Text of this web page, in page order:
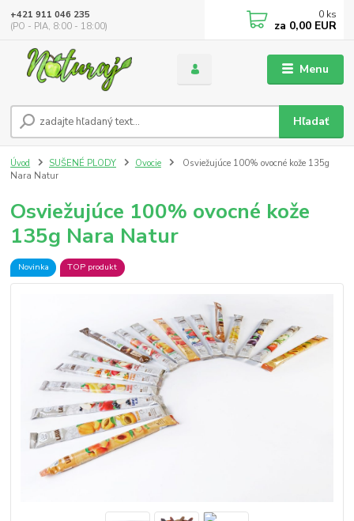
Menu
Hľadať
+421 911 046 235
(PO - PIA, 8:00 - 18:00)
0 ks
za 0,00 EUR
Úvod SUŠENÉ PLODY Ovocie
Osviežujúce 100% ovocné kože 135g
Nara Natur
Osviežujúce 100% ovocné kože
135g Nara Natur
Novinka TOP produkt